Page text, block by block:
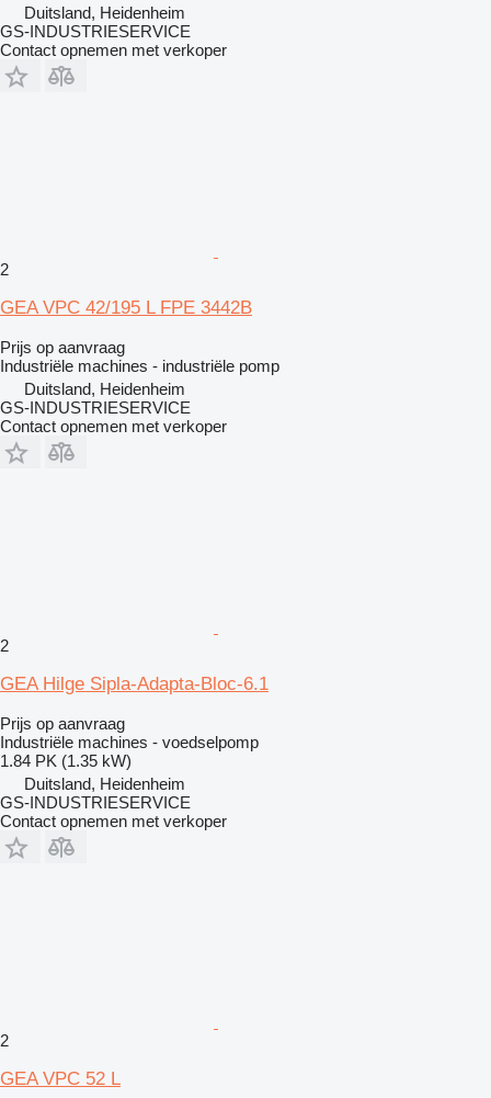
Duitsland, Heidenheim
GS-INDUSTRIESERVICE
Contact opnemen met verkoper
2
GEA VPC 42/195 L FPE 3442B
Prijs op aanvraag
Industriële machines - industriële pomp
Duitsland, Heidenheim
GS-INDUSTRIESERVICE
Contact opnemen met verkoper
2
GEA Hilge Sipla-Adapta-Bloc-6.1
Prijs op aanvraag
Industriële machines - voedselpomp
1.84 PK (1.35 kW)
Duitsland, Heidenheim
GS-INDUSTRIESERVICE
Contact opnemen met verkoper
2
GEA VPC 52 L